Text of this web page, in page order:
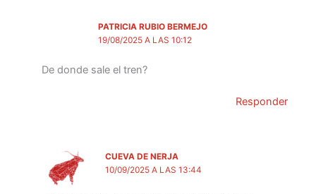
PATRICIA RUBIO BERMEJO
19/08/2025 A LAS 10:12
De donde sale el tren?
Responder
CUEVA DE NERJA
10/09/2025 A LAS 13:44